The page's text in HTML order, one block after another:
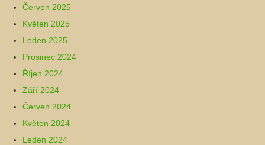
Červen 2025
Květen 2025
Leden 2025
Prosinec 2024
Říjen 2024
Září 2024
Červen 2024
Květen 2024
Leden 2024